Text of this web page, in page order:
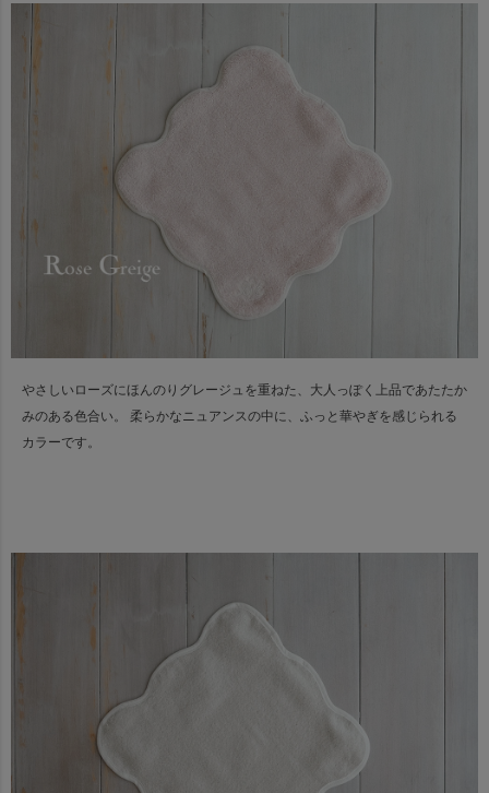
やさしいローズにほんのりグレージュを重ねた、大人っぽく上品であたたか
みのある色合い。
柔らかなニュアンスの中に、ふっと華やぎを感じられる
カラーです。